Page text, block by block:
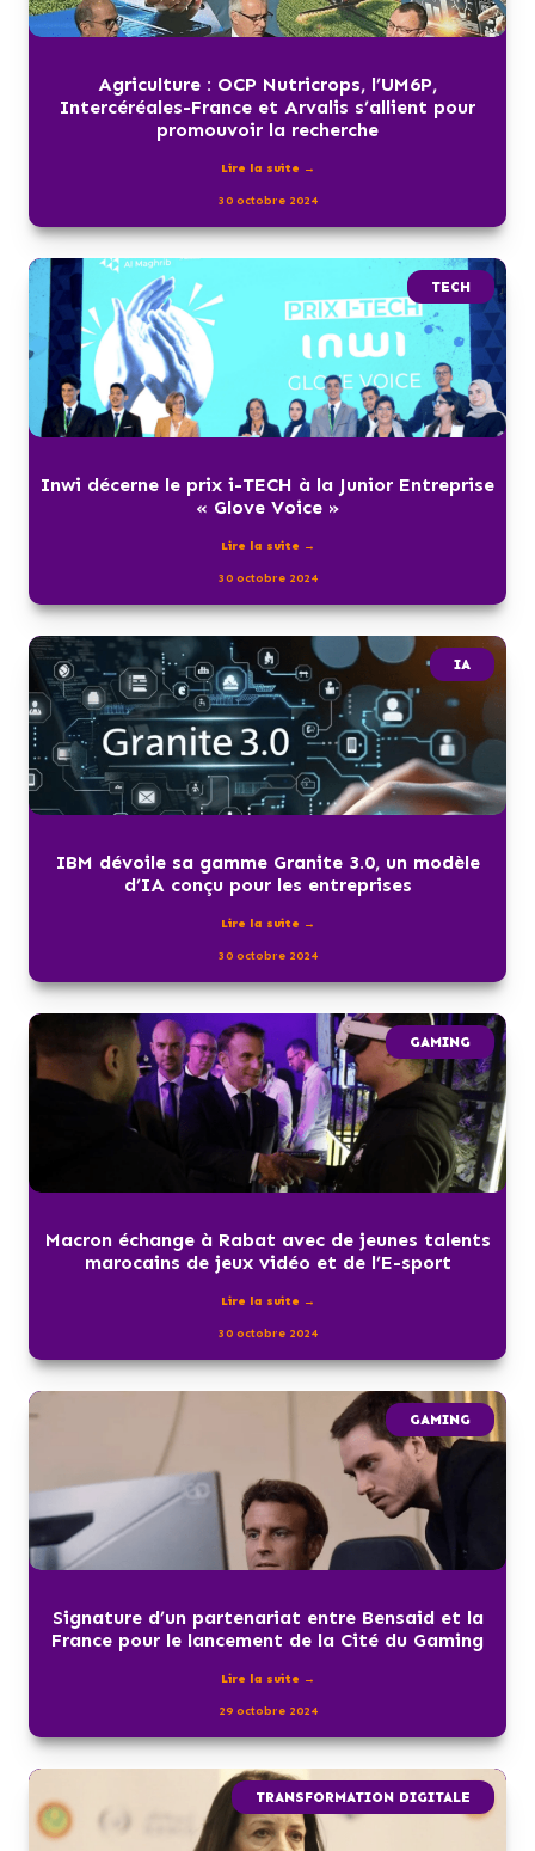
Agriculture : OCP Nutricrops, l’UM6P,
Intercéréales-France et Arvalis s’allient pour
promouvoir la recherche
Lire la suite →
30 octobre 2024
TECH
Inwi décerne le prix i-TECH à la Junior Entreprise
« Glove Voice »
Lire la suite →
30 octobre 2024
IA
IBM dévoile sa gamme Granite 3.0, un modèle
d’IA conçu pour les entreprises
Lire la suite →
30 octobre 2024
GAMING
Macron échange à Rabat avec de jeunes talents
marocains de jeux vidéo et de l’E-sport
Lire la suite →
30 octobre 2024
GAMING
Signature d’un partenariat entre Bensaid et la
France pour le lancement de la Cité du Gaming
Lire la suite →
29 octobre 2024
TRANSFORMATION DIGITALE